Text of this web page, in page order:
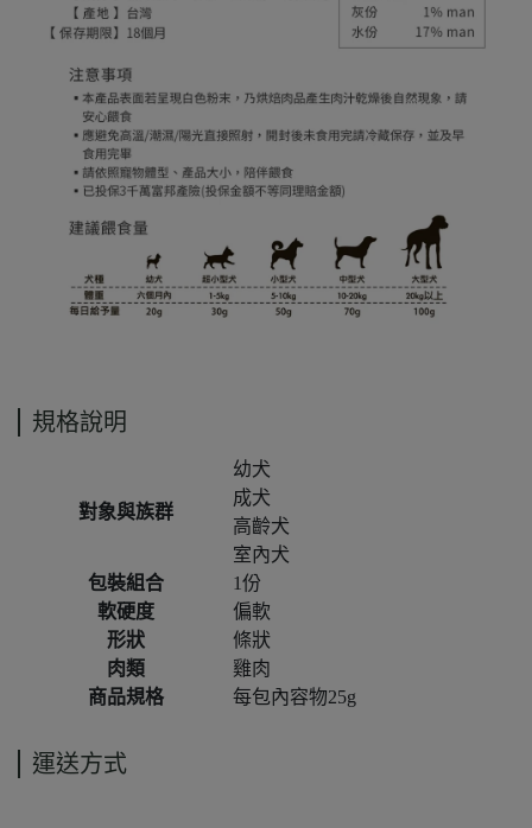
規格說明
對象與族群
幼犬
成犬
高齡犬
室內犬
包裝組合
1份
軟硬度
偏軟
形狀
條狀
肉類
雞肉
商品規格
每包內容物25g
運送方式